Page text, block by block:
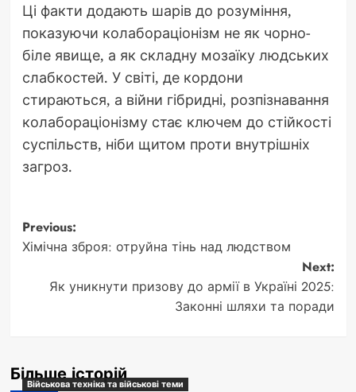
Ці факти додають шарів до розуміння,
показуючи колабораціонізм не як чорно-
біле явище, а як складну мозаїку людських
слабкостей. У світі, де кордони
стираються, а війни гібридні, розпізнавання
колабораціонізму стає ключем до стійкості
суспільств, ніби щитом проти внутрішніх
загроз.
Post
navigation
Previous:
Хімічна зброя: отруйна тінь над людством
Next:
Як уникнути призову до армії в Україні 2025:
Законні шляхи та поради
Більше історій
Військова техніка та військові теми